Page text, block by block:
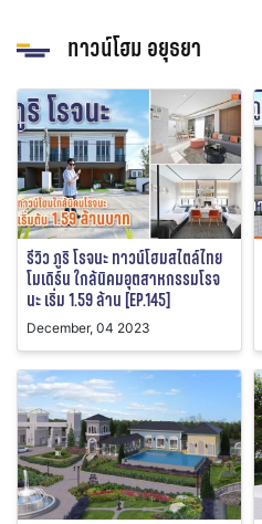
ทาวน์โฮม อยุธยา
รีวิว ภูริ โรจนะ ทาวน์โฮมสไตล์ไทย
โมเดิร์น ใกล้นิคมอุตสาหกรรมโรจ
นะ เริ่ม 1.59 ล้าน [EP.145]
December, 04 2023